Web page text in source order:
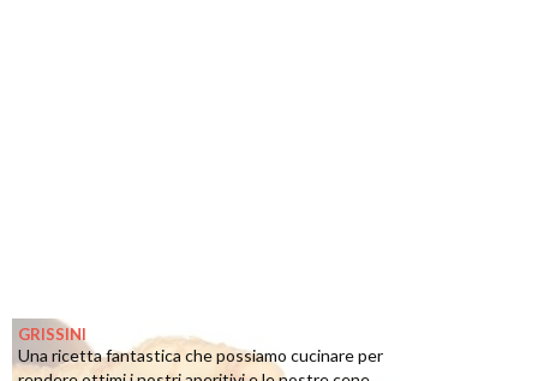
GRISSINI
Una ricetta fantastica che possiamo cucinare per